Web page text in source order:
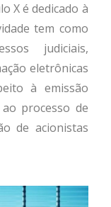
X é dedicado à
tem como
judiciais,
eletrônicas
à emissão
processo de
de acionistas